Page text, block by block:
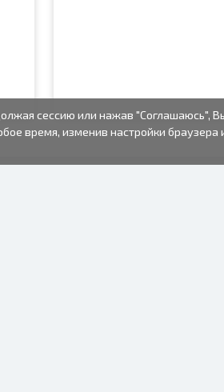
сессию или нажав "Соглашаюсь",
время, изменив настройки браузера